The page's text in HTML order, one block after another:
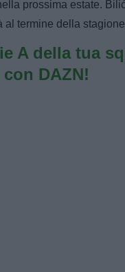
prossima estate.
al termine della
A della tua
con DAZN!